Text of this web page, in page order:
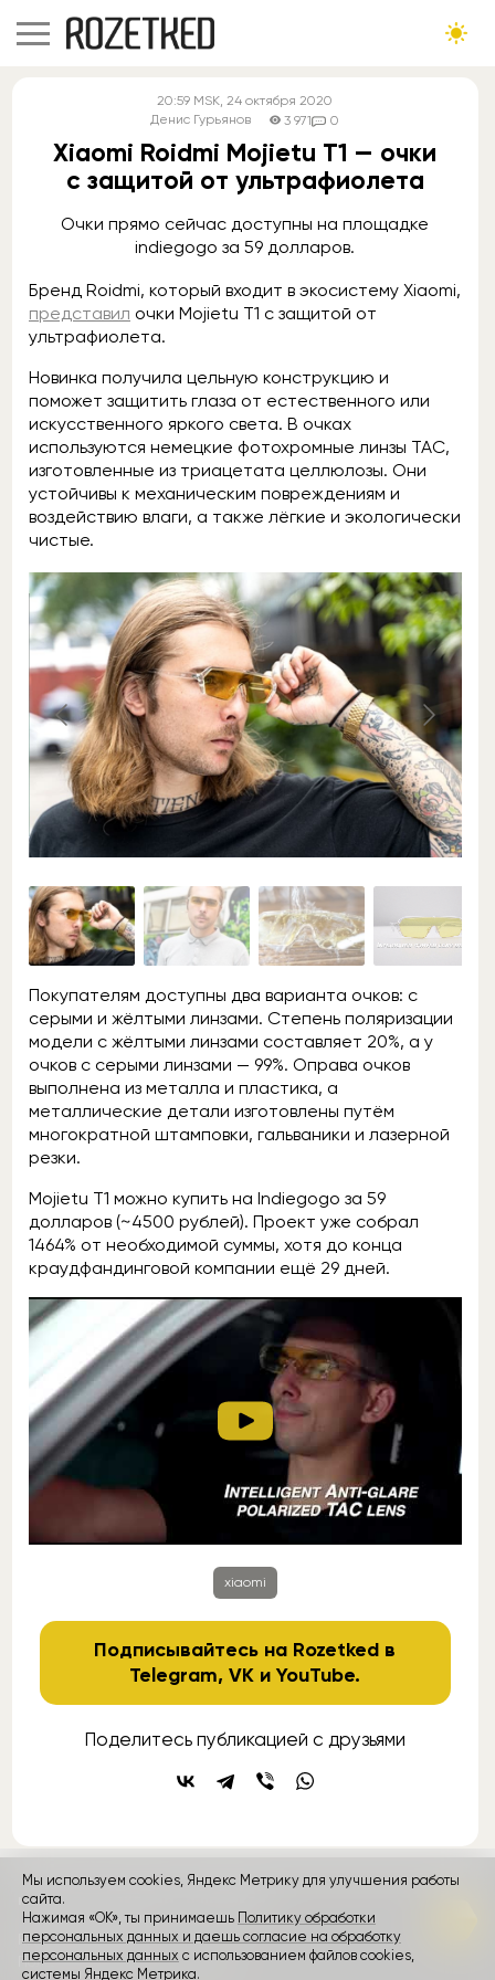
20:59 MSK, 24 октября 2020
Денис Гурьянов
3 971 0
Xiaomi Roidmi Mojietu T1 — очки
с защитой от ультрафиолета
Очки прямо сейчас доступны на площадке
indiegogo за 59 долларов.
Бренд Roidmi, который входит в экосистему Xiaomi,
представил очки Mojietu T1 с защитой от
ультрафиолета.
Новинка получила цельную конструкцию и
поможет защитить глаза от естественного или
искусственного яркого света. В очках
используются немецкие фотохромные линзы TAC,
изготовленные из триацетата целлюлозы. Они
устойчивы к механическим повреждениям и
воздействию влаги, а также лёгкие и экологически
чистые.
Покупателям доступны два варианта очков: с
серыми и жёлтыми линзами. Степень поляризации
модели с жёлтыми линзами составляет 20%, а у
очков с серыми линзами — 99%. Оправа очков
выполнена из металла и пластика, а
металлические детали изготовлены путём
многократной штамповки, гальваники и лазерной
резки.
Mojietu T1 можно купить на Indiegogo за 59
долларов (~4500 рублей). Проект уже собрал
1464% от необходимой суммы, хотя до конца
краудфандинговой компании ещё 29 дней.
xiaomi
Подписывайтесь на Rozetked в
Telegram,VK иYouTube.
Поделитесь публикацией с друзьями
контакты
Rozetked © 2026
Пользовательское соглашение
Мы используем cookies, Яндекс Метрику для улучшения работы
сайта.
Нажимая «ОК», ты принимаешь Политику обработки
персональных данных и даешь согласие на обработку
персональных данных с использованием файлов cookies,
системы Яндекс Метрика.